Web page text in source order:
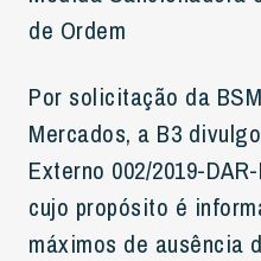
de Ordem
Por solicitação da
Mercados, a B3
Externo 002/2019-
cujo propósito é
máximos de ausência